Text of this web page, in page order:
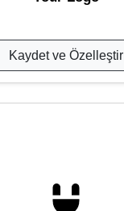
Kaydet ve Özelleştir